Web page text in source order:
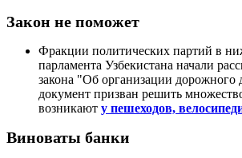
Закон не поможет
Фракции политических партий в
парламента Узбекистана начали
закона "Об организации
документ призван решить
возникают у пешеходов,
Виноваты банки